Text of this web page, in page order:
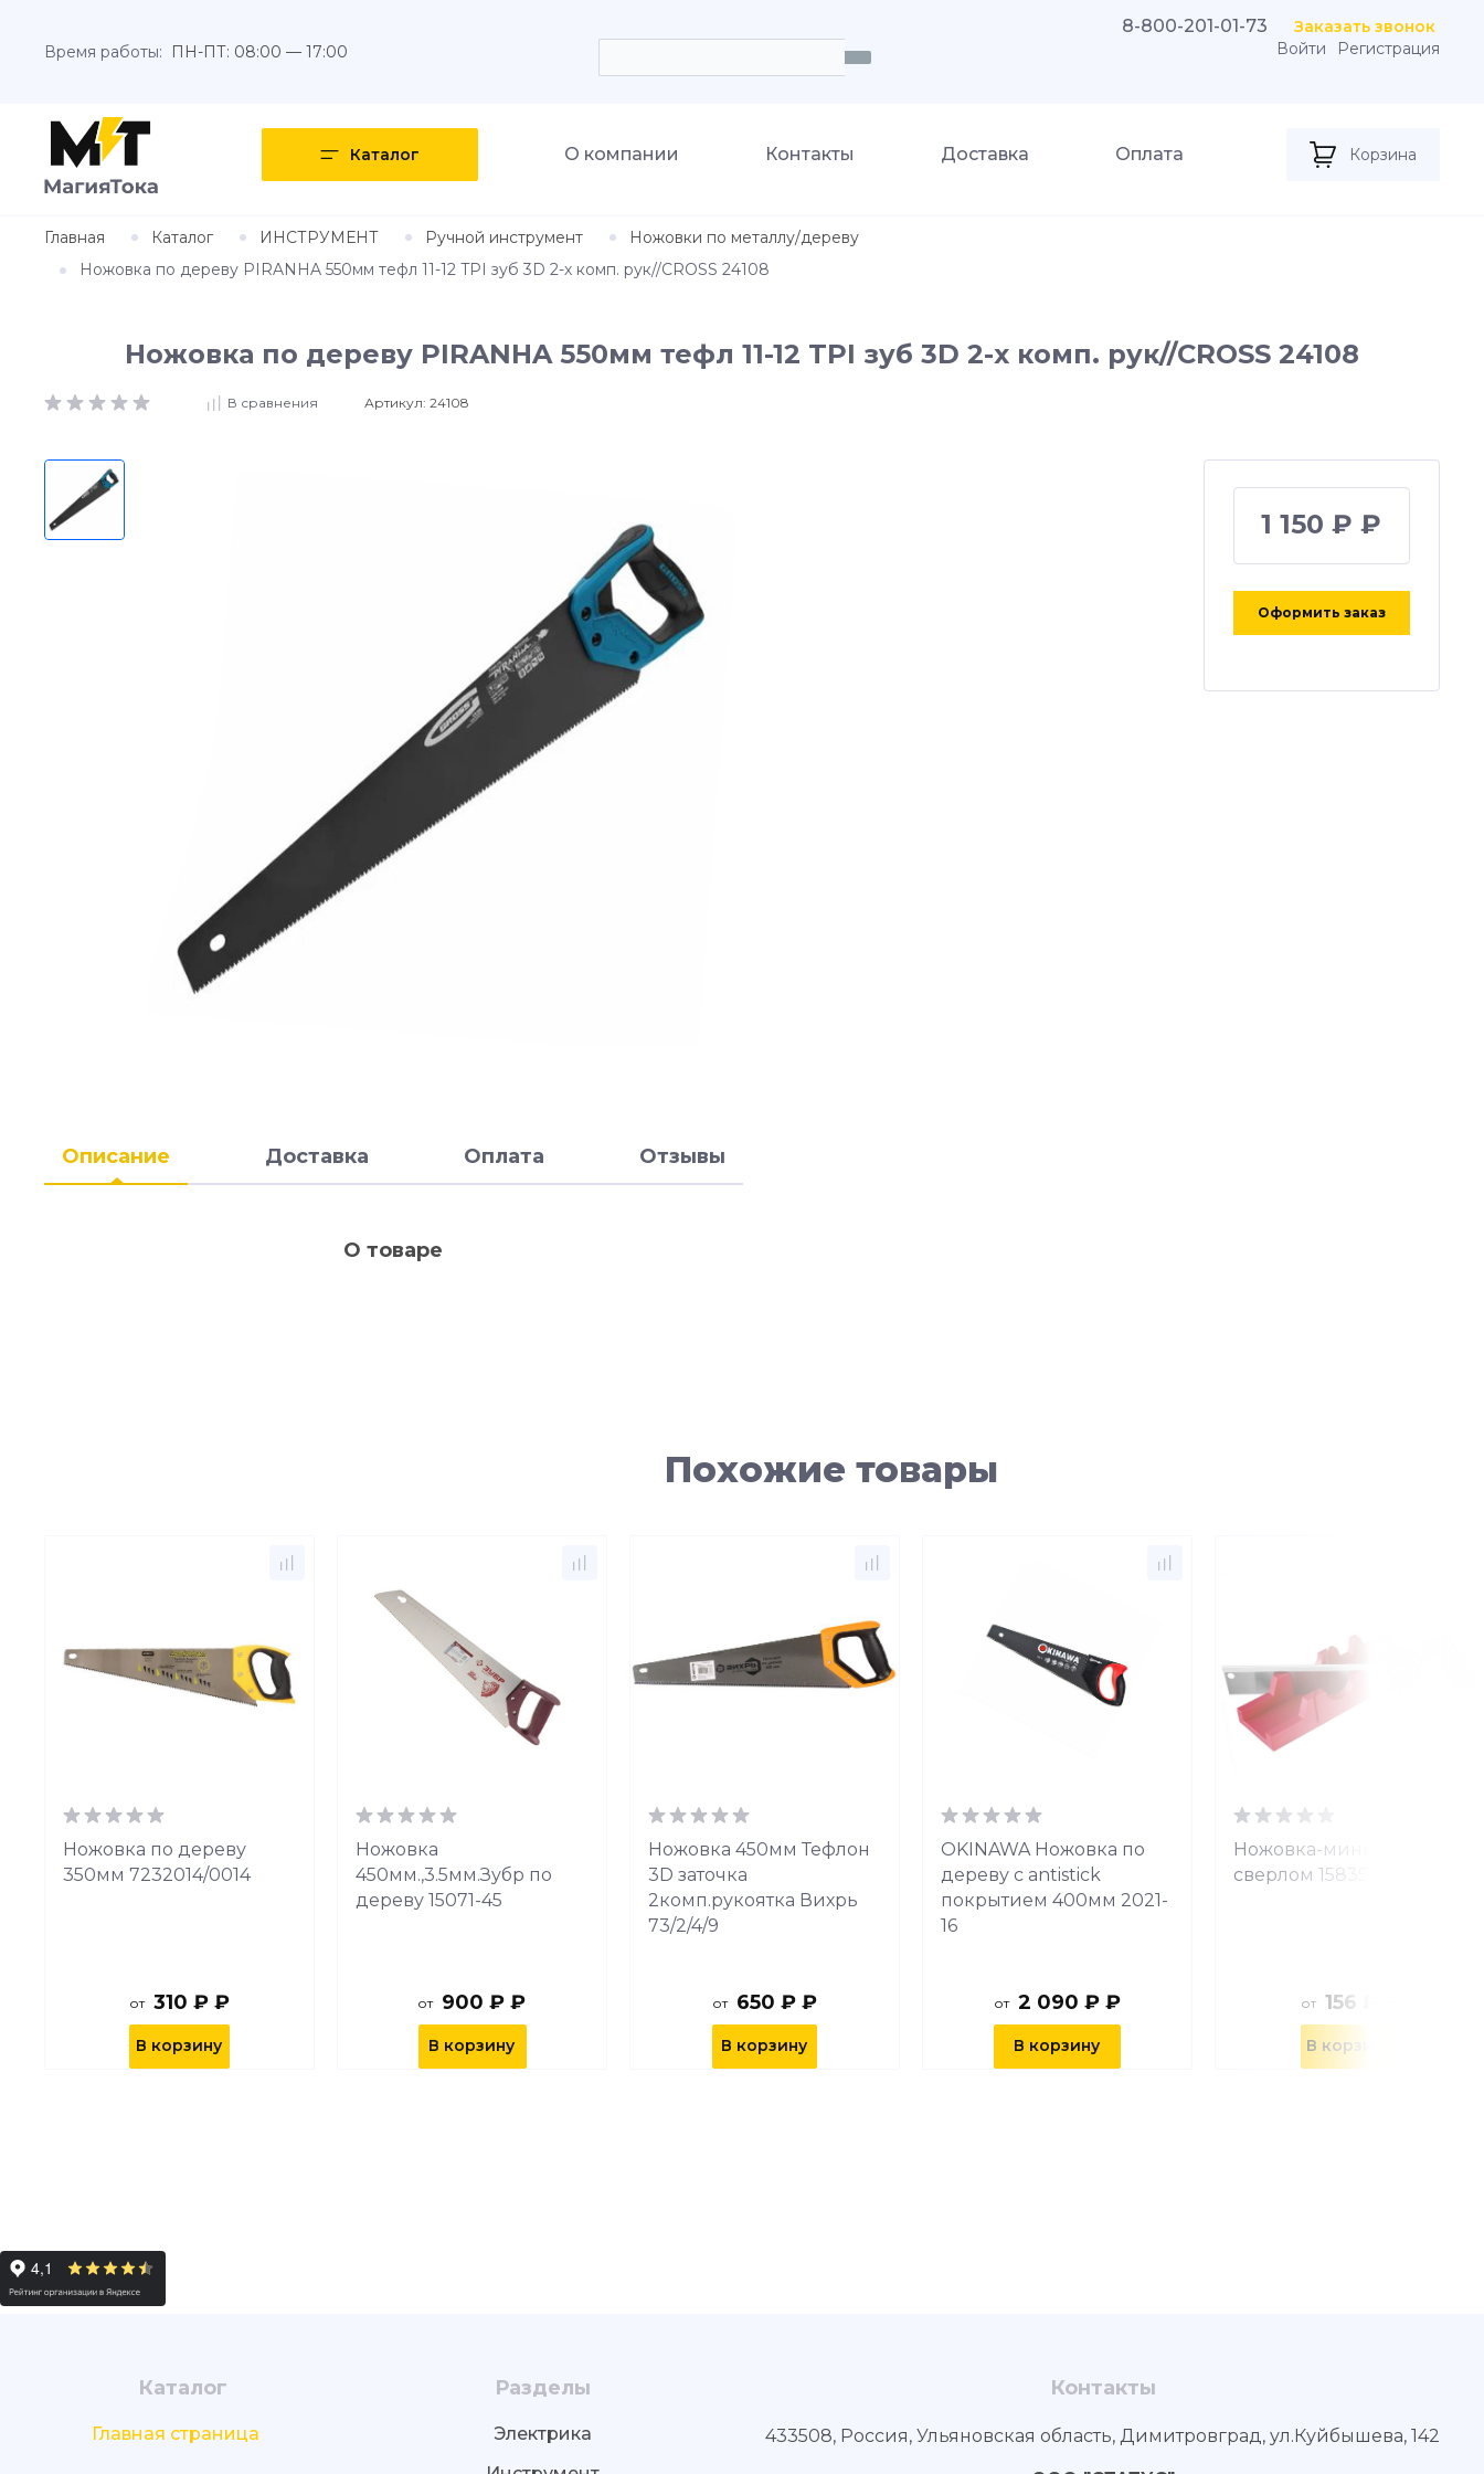
Время работы: ПН-ПТ: 08:00 — 17:00
8-800-201-01-73
Заказать звонок
Войти
Регистрация
Каталог О компании Контакты Доставка Оплата Корзина
Главная Каталог ИНСТРУМЕНТ Ручной инструмент
Ножовки по металлу/дереву
Ножовка по дереву PIRANHA 550мм тефл 11-12 TPI зуб 3D 2-х комп. рук//CROSS 24108
Ножовка по дереву PIRANHA 550мм тефл 11-12 TPI зуб 3D 2-х комп. рук//CROSS 24108
В сравнения Артикул: 24108
Описание Доставка Оплата Отзывы
О товаре
1 150 ₽ ₽
Оформить заказ
Похожие товары
Ножовка по дереву
350мм 7232014/0014
от 310 ₽ ₽
В корзину
Ножовка
450мм.,3.5мм.Зубр по
дереву 15071-45
от 900 ₽ ₽
В корзину
Ножовка 450мм Тефлон
3D заточка
2комп.рукоятка Вихрь
73/2/4/9
от 650 ₽ ₽
В корзину
OKINAWA Ножовка по
дереву с antistick
покрытием 400мм 2021-
16
от 2 090 ₽ ₽
В корзину
Ножовка-мини со
сверлом 15835-30
от 156 ₽ ₽
В корзину
Каталог
Главная страница
Разделы
Электрика
Контакты
433508, Россия, Ульяновская область, Димитровград, ул.Куйбышева, 142